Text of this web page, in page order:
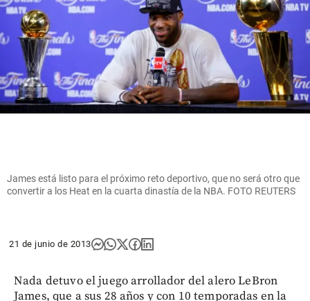
James está listo para el próximo reto deportivo, que no será otro que
convertir a los Heat en la cuarta dinastía de la NBA. FOTO REUTERS
21 de junio de 2013
Nada detuvo el juego arrollador del alero LeBron
James, que a sus 28 años y con 10 temporadas en la